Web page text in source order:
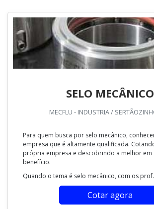
SELO MECÂNICO
MECFLU - INDUSTRIA /
Para quem busca por selo mecânico,
empresa que é altamente qualificada.
própria empresa e descobrindo a melhor em
benefício.
Quando o tema é selo mecânico, com os
Cotar agora